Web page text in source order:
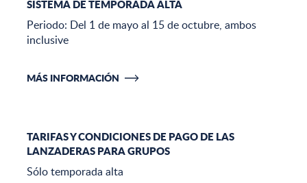
SISTEMA DE TEMPORADA ALTA
Periodo: Del 1 de mayo al 15 de octubre, ambos
inclusive
MÁS INFORMACIÓN
TARIFAS Y CONDICIONES DE PAGO DE LAS
LANZADERAS PARA GRUPOS
Sólo temporada alta